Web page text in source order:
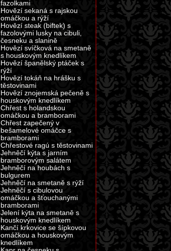
fazolkami
Hovězí sekaná s rajskou
omáčkou a rýží
Hovězí steak (biftek) s
fazolovými lusky na cibuli,
česneku a slanině
Hovězí svíčková na smetaně
s houskovým knedlíkem
Hovězí španělský ptáček s
rýží
Hovězí tokáň na hrášku s
těstovinami
Hovězí znojemská pečeně s
houskovým knedlíkem
Chřest s holandskou
omáčkou a bramborami
Chřest zapečený v
bešamelové omáčce s
bramborami
Chřestové ragú s těstovinami
Jehněčí kýta s jarním
bramborovým salátem
Jehněčí na houbách s
bulgurem
Jehněčí na smetaně s rýží
Jehněčí s cibulovou
omáčkou a šťouchanými
bramborami
Jelení kýta na smetaně s
houskovým knedlíkem
Kančí krkovice se šípkovou
omáčkou a houskovým
knedlíkem